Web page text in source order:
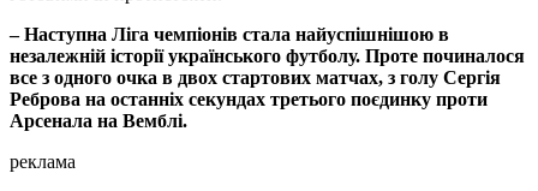
– Наступна Ліга чемпіонів стала найуспішнішою в
незалежній історії українського футболу. Проте починалося
все з одного очка в двох стартових матчах, з голу Сергія
Реброва на останніх секундах третього поєдинку проти
Арсенала на Вемблі.
реклама